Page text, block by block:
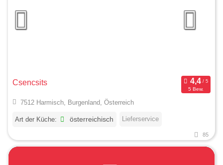
Csencsits
5 Bew.
7512 Harmisch, Burgenland, Österreich
Art der Küche: österreichisch Lieferservice
85